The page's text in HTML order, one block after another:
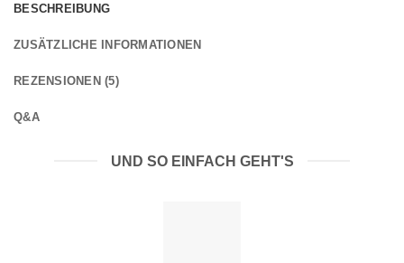
BESCHREIBUNG
ZUSÄTZLICHE INFORMATIONEN
REZENSIONEN (5)
Q&A
UND SO EINFACH GEHT'S